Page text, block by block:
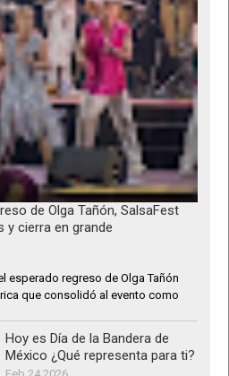
de Olga Tañón, SalsaFest
y cierra en grande
esperado regreso de Olga Tañón
que consolidó al evento como
Hoy es Día de la Bandera de
México ¿Qué representa para ti?